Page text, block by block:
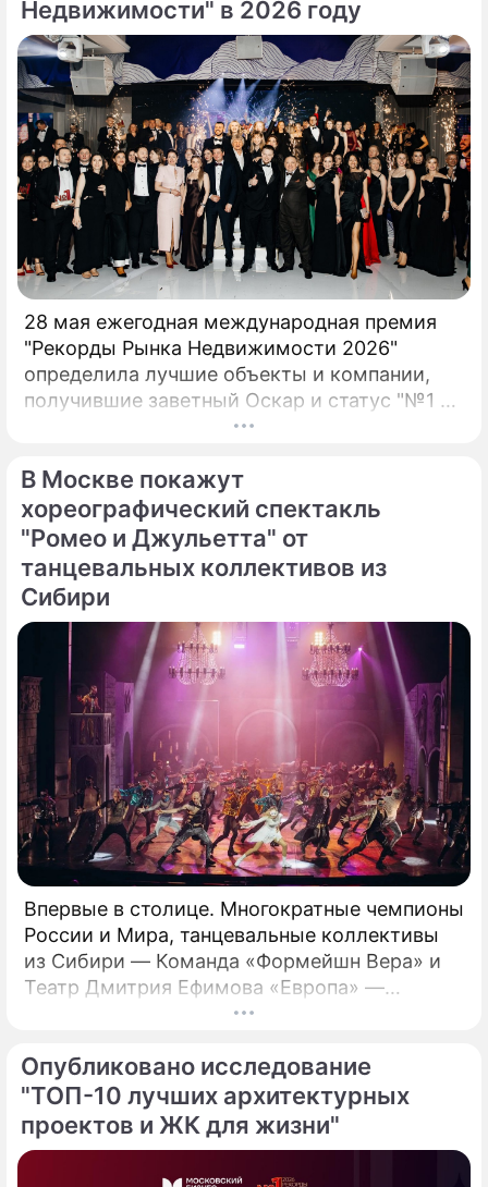
Недвижимости" в 2026 году
28 мая ежегодная международная премия
"Рекорды Рынка Недвижимости 2026"
определила лучшие объекты и компании,
получившие заветный Оскар и статус "№1 на
рынке недвижимости". 17 сезон главной
доказал: рынок живет рекордами.
В Москве покажут
хореографический спектакль
"Ромео и Джульетта" от
танцевальных коллективов из
Сибири
Впервые в столице. Многократные чемпионы
России и Мира, танцевальные коллективы
из Сибири — Команда «Формейшн Вера» и
Театр Дмитрия Ефимова «Европа» —
представляют хореографический спектакль
Опубликовано исследование
"ТОП-10 лучших архитектурных
проектов и ЖК для жизни"